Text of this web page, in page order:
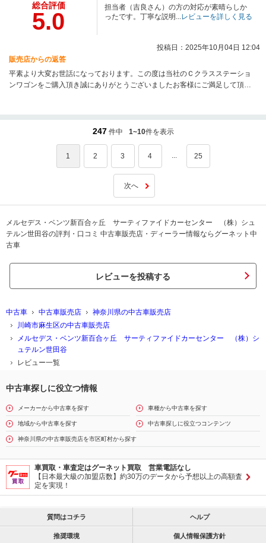
総合評価
5.0
担当者（吉良さん）の方の対応が素晴らしか
ったです。丁寧な説明...レビューを詳しく見る
投稿日：2025年10月04日 12:04
販売店からの返答
平素より大変お世話になっております。この度は当社のＣクラスステーショ
ンワゴンをご購入頂き誠にありがとうございましたお客様にご満足して頂け
いたしますので,何卒末永くお付き合いをよろしくお願い申し上げます。
247 件中 1~10件を表示
1 2 3 4 ... 25
次へ
メルセデス・ベンツ新百合ヶ丘 サーティファイドカーセンター （株）シュ
テルン世田谷の評判・口コミ 中古車販売店・ディーラー情報ならグーネット中
古車
レビューを投稿する
中古車 中古車販売店
神奈川県の中古車販売店
川崎市麻生区の中古車販売店
メルセデス・ベンツ新百合ヶ丘 サーティファイドカーセンター （株）シ
ュテルン世田谷
レビュー一覧
中古車探しに役立つ情報
メーカーから中古車を探す 車種から中古車を探す
地域から中古車を探す 中古車探しに役立つコンテンツ
神奈川県の中古車販売店を市区町村から探す
車買取・車査定はグーネット買取 営業電話なし
【日本最大級の加盟店数】約30万のデータから予想以上の高額査
定を実現！
質問はコチラ ヘルプ
推奨環境 個人情報保護方針